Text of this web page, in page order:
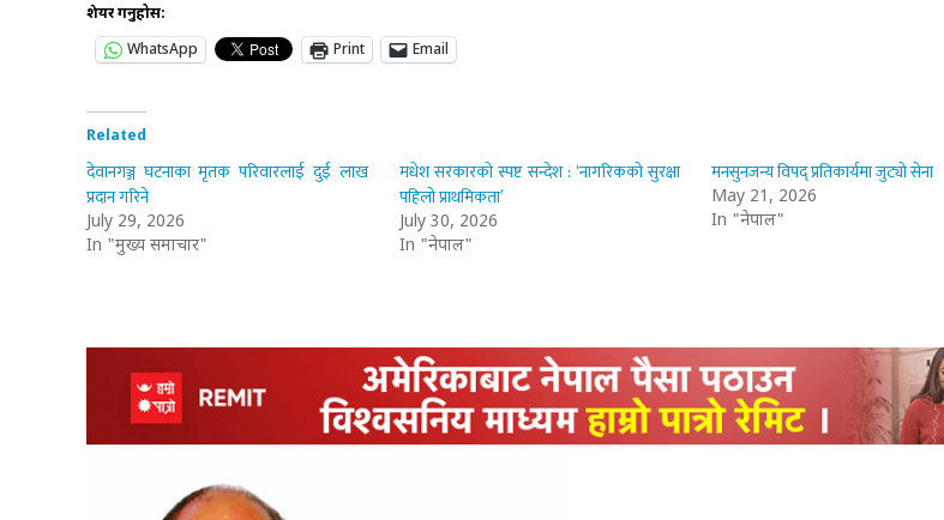
शेयर गर्नुहोस:
WhatsApp
Print Email
Related
देवानगञ्ज घटनाका मृतक परिवारलाई दुई लाख
प्रदान गरिने
July 29, 2026
In "मुख्य समाचार"
मधेश सरकारको स्पष्ट सन्देश : ‘नागरिकको सुरक्षा
पहिलो प्राथमिकता’
July 30, 2026
In "नेपाल"
मनसुनजन्य विपद् प्रतिकार्यमा जुट्यो सेना
May 21, 2026
In "नेपाल"